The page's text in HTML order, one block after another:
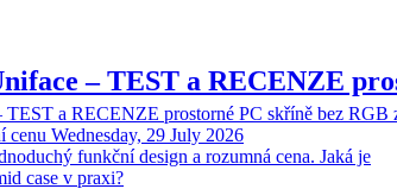
– TEST a RECENZE
TEST a RECENZE prostorné PC skříně bez RGB
cenu Wednesday, 29 July 2026
funkční design a rozumná cena. Jaká je
case v praxi?